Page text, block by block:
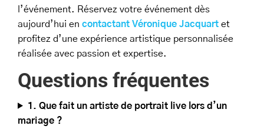
l’événement. Réservez votre événement dès
aujourd’hui en contactant Véronique Jacquart et
profitez d’une expérience artistique personnalisée
réalisée avec passion et expertise.
Questions fréquentes
1. Que fait un artiste de portrait live lors d’un
mariage ?